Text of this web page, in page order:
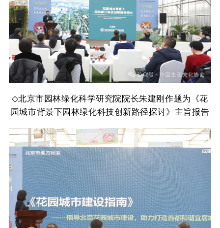
◇北京市园林绿化科学研究院院长朱建刚作题为《花
园城市背景下园林绿化科技创新路径探讨》主旨报告